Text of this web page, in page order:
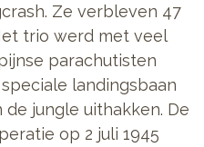
Ze verbleven 47
trio werd met veel
parachutisten
landingsbaan
jungle uithakken. De
op 2 juli 1945